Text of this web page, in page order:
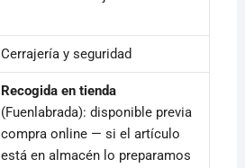
Cerrajería y seguridad
Recogida en tienda
(Fuenlabrada): disponible previa
compra online — si el artículo
está en almacén lo preparamos